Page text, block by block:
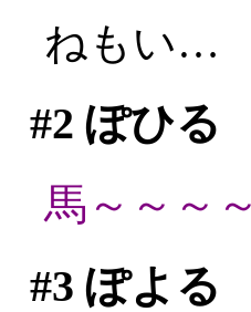
ねもい…
#2 ぽひる
馬～～～
#3 ぽよる